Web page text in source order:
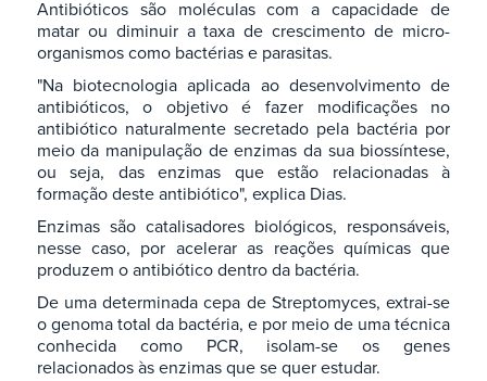
Antibióticos são moléculas com a capacidade de
matar ou diminuir a taxa de crescimento de micro-
organismos como bactérias e parasitas.
"Na biotecnologia aplicada ao desenvolvimento de
antibióticos, o objetivo é fazer modificações no
antibiótico naturalmente secretado pela bactéria por
meio da manipulação de enzimas da sua biossíntese,
ou seja, das enzimas que estão relacionadas à
formação deste antibiótico", explica Dias.
Enzimas são catalisadores biológicos, responsáveis,
nesse caso, por acelerar as reações químicas que
produzem o antibiótico dentro da bactéria.
De uma determinada cepa de Streptomyces, extrai-se
o genoma total da bactéria, e por meio de uma técnica
conhecida como PCR, isolam-se os genes
relacionados às enzimas que se quer estudar.